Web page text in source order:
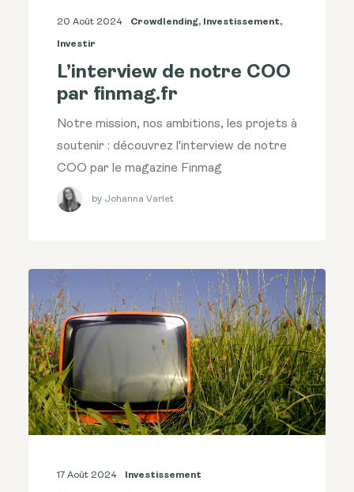
20 Août 2024 Crowdlending, Investissement,
Investir
L’interview de notre COO
par finmag.fr
Notre mission, nos ambitions, les projets à
soutenir : découvrez l'interview de notre
COO par le magazine Finmag
by Johanna Varlet
17 Août 2024 Investissement